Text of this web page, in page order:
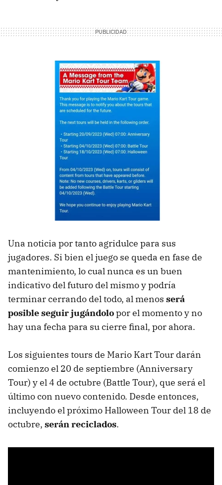
Una noticia por tanto agridulce para sus
jugadores. Si bien el juego se queda en fase de
mantenimiento, lo cual nunca es un buen
indicativo del futuro del mismo y podría
terminar cerrando del todo, al menos será
posible seguir jugándolopor el momento y no
hay una fecha para su cierre final, por ahora.
Los siguientes tours de Mario Kart Tour darán
comienzo el 20 de septiembre (Anniversary
Tour) y el 4 de octubre (Battle Tour), que será el
último con nuevo contenido. Desde entonces,
incluyendo el próximo Halloween Tour del 18 de
octubre, serán reciclados.